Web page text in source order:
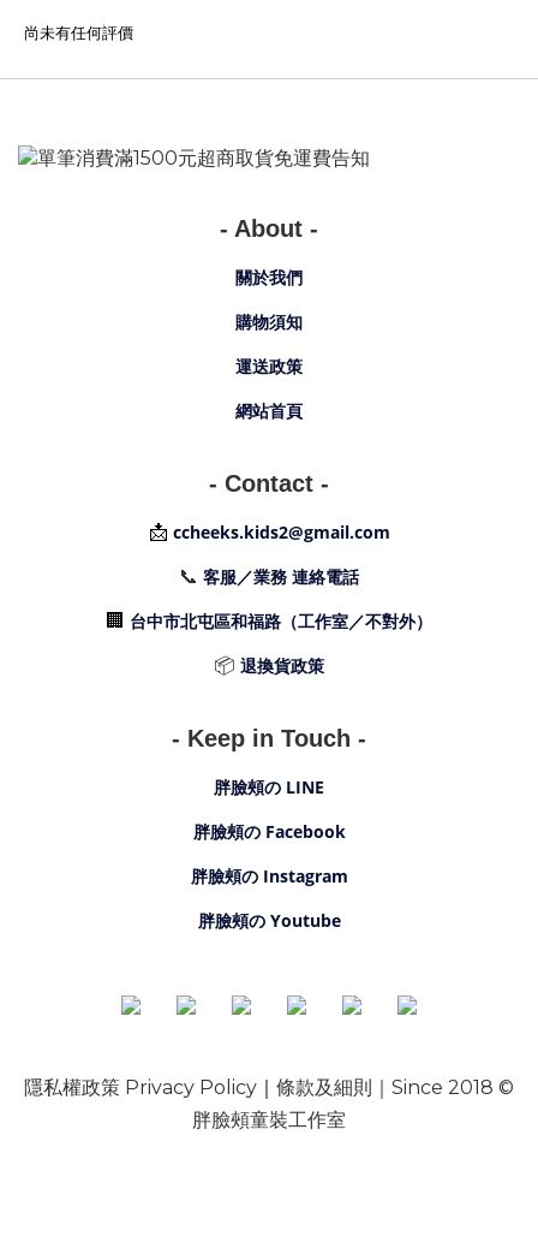
尚未有任何評價
- About -
關於我們
購物須知
運送政策
網站首頁
- Contact -
📩 ccheeks.kids2@gmail.com
📞 客服／業務 連絡電話
🏢 台中市北屯區和福路（工作室／不對外）
📦 退換貨政策
- Keep in Touch -
胖臉頰の LINE
胖臉頰の Facebook
胖臉頰の Instagram
胖臉頰の Youtube
隱私權政策 Privacy Policy 條款及細則 ｜Since 2018 ©
胖臉頰童裝工作室